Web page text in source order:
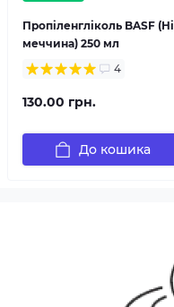
Пропіленгліколь BASF (Ні
меччина) 250 мл
4
130.00 грн.
До кошика